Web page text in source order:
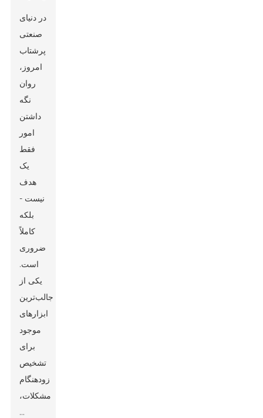
در دنیای
صنعتی
پرشتاب
امروز،
روان
نگه
داشتن
امور
فقط
یک
هدف
نیست -
بلکه
کاملاً
ضروری
است.
یکی از
جالب‌ترین
ابزارهای
موجود
برای
تشخیص
زودهنگام
مشکلات،
...